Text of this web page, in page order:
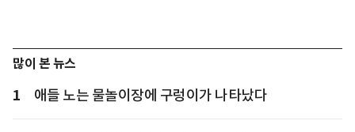
많이 본 뉴스
1 애들 노는 물놀이장에 구렁이가 나타났다